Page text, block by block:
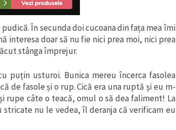
În secunda doi cucoana din fața mea îmi
interesa doar să nu fie nici prea moi, nici prea
stânga împrejur.
puțin usturoi. Bunica mereu încerca fasolea
de fasole și o rup. Cică era una ruptă și eu m-
rupe câte o teacă, omul o să dea faliment! La
stricate nu le vedea, îl deranja că verificam eu